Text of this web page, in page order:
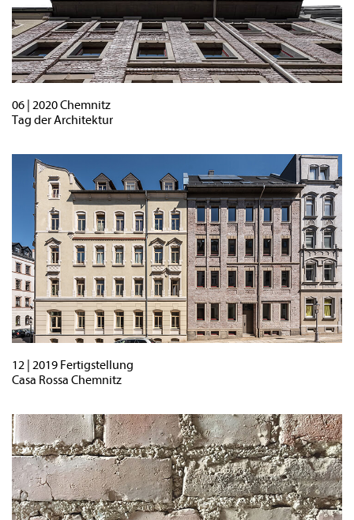
06 | 2020 Chemnitz
Tag der Architektur
12 | 2019 Fertigstellung
Casa Rossa Chemnitz